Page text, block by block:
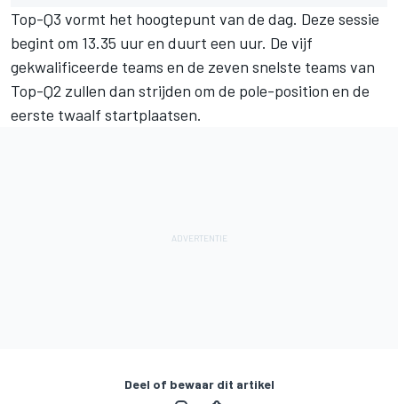
Top-Q3 vormt het hoogtepunt van de dag. Deze sessie
begint om 13.35 uur en duurt een uur. De vijf
gekwalificeerde teams en de zeven snelste teams van
Top-Q2 zullen dan strijden om de pole-position en de
eerste twaalf startplaatsen.
Deel of bewaar dit artikel